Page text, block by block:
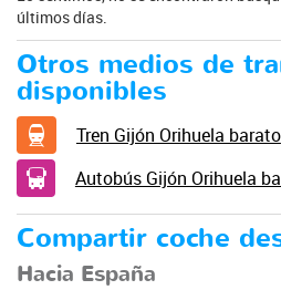
últimos días.
Otros medios de
disponibles
Tren Gijón Orihuela barato
Autobús Gijón Orihuela
Compartir coche
Hacia España